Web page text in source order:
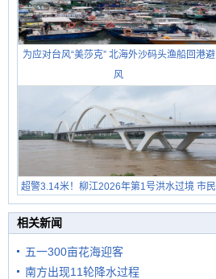
为应对台风“美莎克” 北海外沙码头渔船回港避
风
超警3.14米！柳江2026年第1号洪水过境 市民
在堤岸见证汛况
相关新闻
五一300亩花海迎客
南方出现11轮降水过程